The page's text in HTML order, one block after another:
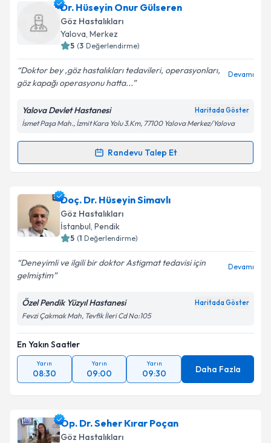
Uzm. Dr. Kıymet Çoban için randevu takvimi talebi
oluşturun. Size bu uzmandan randevu almanız için bir
takvim hazırlandığında e-posta ile bilgilendireceğiz.
Kişisel verilerimin işlenmesine ilişkin
Aydınlatma
Metni'ni okudum ve kişisel verilerimin belirtilen
kapsamda işlenmesini kabul ediyorum.
Dr. Hüseyin Onur Gülseren
Göz Hastalıkları
Yalova, Merkez
5 (3 Değerlendirme)
Doktor bey ,göz hastalıkları tedavileri, operasyonları,
göz kapağı operasyonu hatta...
Devamı
Yalova Devlet Hastanesi Haritada Göster
İsmet Paşa Mah., İzmit Kara Yolu 3.Km, 77100 Yalova Merkez/Yalova
Randevu Talep Et
Randevu Takvimi Talebi
Dr. Hüseyin Onur Gülsereniçin randevu takvimi
talebi oluşturun. Size bu uzmandan randevu almanız
için bir takvim hazırlandığında e-posta ile
bilgilendireceğiz.
E-posta Adresiniz
Kişisel verilerimin işlenmesine ilişkin
Metni'ni okudum ve kişisel verilerimin belirtilen
kapsamda işlenmesini kabul ediyorum.
Takvim Talebini Gönder
Doç. Dr. Hüseyin Simavlı
Göz Hastalıkları
İstanbul, Pendik
5 (1 Değerlendirme)
Deneyimli ve ilgili bir doktor Astigmat tedavisi için
gelmiştim
Devamı
Özel Pendik Yüzyıl Hastanesi Haritada Göster
Fevzi Çakmak Mah, Tevfik İleri Cd No:105
En Yakın Saatler
Yarın
08:30
Yarın
09:00
Yarın
09:30 Daha Fazla
Op. Dr. Seher Kırar Poçan
Göz Hastalıkları